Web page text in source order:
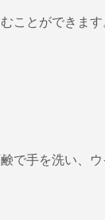
ことができます
で手を洗い、